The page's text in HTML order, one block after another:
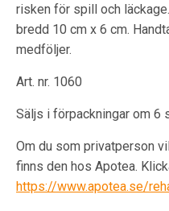
risken för spill och
bredd 10 cm x 6 cm.
medföljer.
Art. nr. 1060
Säljs i förpackningar om 6
Om du som privatperson
finns den hos Apotea.
https://www.apotea.se/